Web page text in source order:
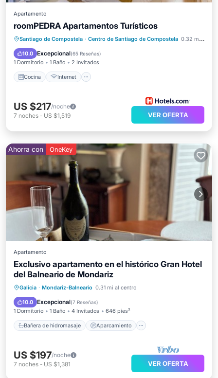
Apartamento
roomPEDRA Apartamentos Turísticos
Santiago de Compostela · Centro de Santiago de Compostela 0.32 mi al centro
10.0 Excepcional(65 Reseñas)
1 Dormitorio 1 Baño 2 Invitados
Cocina Internet
Cocina Internet
Apto para niños
Lavandería
US $217/noche
7 noches - US $1,519 VER OFERTA
Ahorra con OneKey
Apartamento
Exclusivo apartamento en el histórico Gran Hotel
del Balneario de Mondariz
Galicia · Mondariz-Balneario 0.31 mi al centro
10.0 Excepcional(7 Reseñas)
1 Dormitorio 1 Baño 4 Invitados 646 pies²
Bañera de hidromasaje Aparcamiento
Bañera de hidromasaje
Aparcamiento
Piscina
Balcón/Terraza
US $197/noche
7 noches - US $1,381 VER OFERTA